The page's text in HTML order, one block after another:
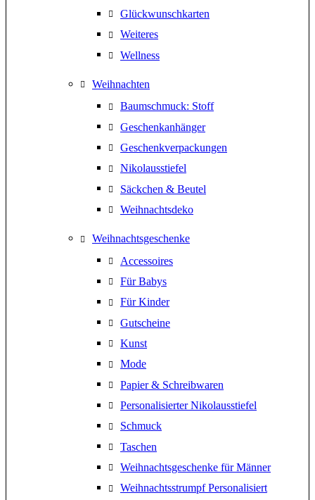
Glückwunschkarten
Weiteres
Wellness
Weihnachten
Baumschmuck: Stoff
Geschenkanhänger
Geschenkverpackungen
Nikolausstiefel
Säckchen & Beutel
Weihnachtsdeko
Weihnachtsgeschenke
Accessoires
Für Babys
Für Kinder
Gutscheine
Kunst
Mode
Papier & Schreibwaren
Personalisierter Nikolausstiefel
Schmuck
Taschen
Weihnachtsgeschenke für Männer
Weihnachtsstrumpf Personalisiert